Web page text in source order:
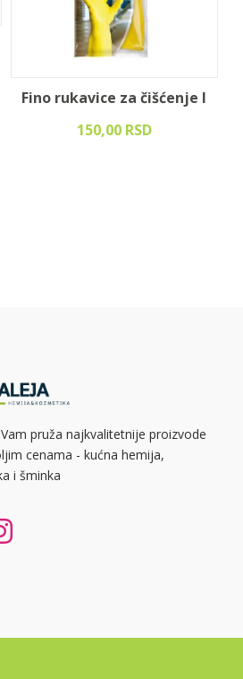
Fino rukavice za čišćenje l
150,00 RSD
pruža najkvalitetnije proizvode
cenama - kućna hemija,
i šminka